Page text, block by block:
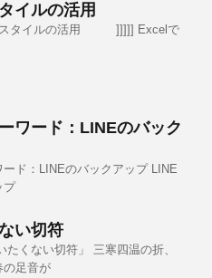
イルの活用
タイルの活用 ]]]]] Excelで
ワード：LINEのバック
ド：LINEのバックアップ LINE
プ
い切符
たくない切符」 三寒四温の折、
の足音が